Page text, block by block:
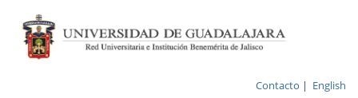
principal
Contacto | English